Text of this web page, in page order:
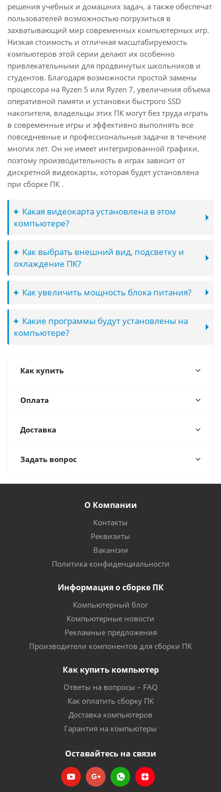
решения учебных и домашних задач, а также обеспечат
пользователей возможностью погрузиться в
захватывающий мир современных компьютерных игр.
Низкая стоимость и отличная масштабируемость
компьютеров этой серии делают их особенно
привлекательными для продвинутых школьников и
студентов. Благодаря возможности простой замены
процессора на Ryzen 5 или Ryzen 7, увеличения объема
оперативной памяти и установки быстрого SSD
накопителя, владельцы этих ПК могут без труда играть
в современные игры и эффективно выполнять все
повседневные и профессиональные задачи в течение
многих лет. Он не имеет интегрированной графики,
поэтому производительность в играх зависит от
дискретной видеокарты, которая будет установлена
при сборке ПК .
Какая видеокарта установлена в этом
компьютере?
Как выбрать внешний вид, подсветку и
охлаждение ПК?
Как увеличить мощность блока питания?
Какие программы будут установлены на
компьютере?
Как купить
Оплата
Доставка
Задать вопрос
О Компании
Контакты
Реквизиты
Вакансии
Политика конфиденциальности
Информация о сборке ПК
Компьютерный блог
Компьютерные новости
Рекламные предложения
Производители компонентов для сборки ПК
Как купить компьютер
Ответы на вопросы – FAQ
Как оплатить сборку ПК
Доставка компьютеров
Гарантия на компьютеры
Оставайтесь на связи